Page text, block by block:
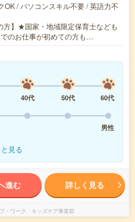
OK / パソコンスキル不要 / 英語力不
方】★国家・地域限定保育士なども
のお仕事が初めての方も…
40代 50代
60代
男性
見る
進む 詳しく見る
・ワーク キッズケア事業部